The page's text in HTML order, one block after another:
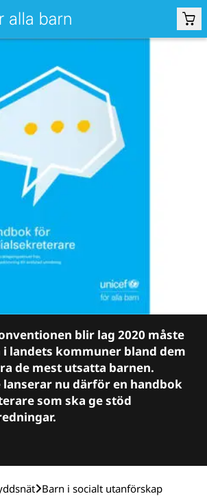
blir lag 2020 måste
landets kommuner bland dem
de mest utsatta barnen.
lanserar nu därför en handbok
som ska ge stöd
Barn i socialt utanförskap